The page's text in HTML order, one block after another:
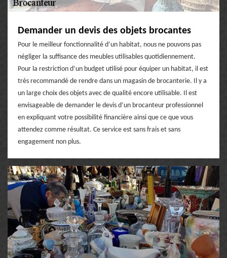
Demander un devis des objets brocantes
Pour le meilleur fonctionnalité d’un habitat, nous ne pouvons pas
négliger la suffisance des meubles utilisables quotidiennement.
Pour la restriction d’un budget utilisé pour équiper un habitat, il est
très recommandé de rendre dans un magasin de brocanterie. Il y a
un large choix des objets avec de qualité encore utilisable. Il est
envisageable de demander le devis d’un brocanteur professionnel
en expliquant votre possibilité financière ainsi que ce que vous
attendez comme résultat. Ce service est sans frais et sans
engagement non plus.